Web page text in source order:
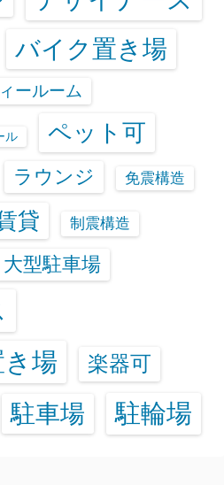
バイク置き場
ールーム
ル ペット可
ラウンジ 免震構造
貸 制震構造
大型駐車場
場
楽器可
駐車場 駐輪場